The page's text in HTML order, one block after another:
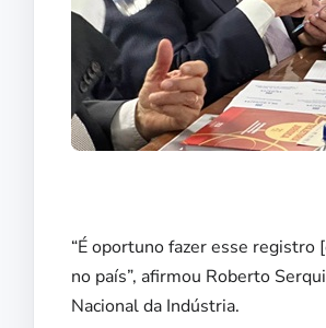
“É oportuno fazer esse registro
no país”, afirmou Roberto
Nacional da Indústria.